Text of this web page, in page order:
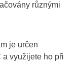
různými
je určen
a využijete ho při